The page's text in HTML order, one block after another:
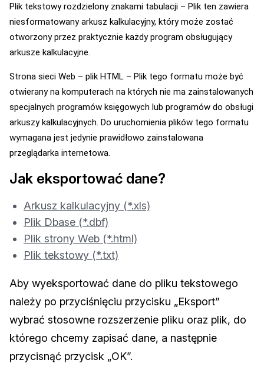
Plik tekstowy rozdzielony znakami tabulacji – Plik ten zawiera
niesformatowany arkusz kalkulacyjny, który może zostać
otworzony przez praktycznie każdy program obsługujący
arkusze kalkulacyjne.
Strona sieci Web – plik HTML – Plik tego formatu może być
otwierany na komputerach na których nie ma zainstalowanych
specjalnych programów księgowych lub programów do obsługi
arkuszy kalkulacyjnych. Do uruchomienia plików tego formatu
wymagana jest jedynie prawidłowo zainstalowana
przeglądarka internetowa.
Jak eksportować dane?
Arkusz kalkulacyjny (*.xls)
Plik Dbase (*.dbf)
Plik strony Web (*.html)
Plik tekstowy (*.txt)
Aby wyeksportować dane do pliku tekstowego
należy po przyciśnięciu przycisku „Eksport”
wybrać stosowne rozszerzenie pliku oraz plik, do
którego chcemy zapisać dane, a następnie
przycisnąć przycisk „OK”.